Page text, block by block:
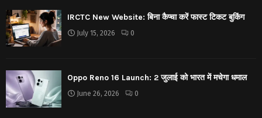
IRCTC New Website: बिना कैप्चा करें फास्ट टिकट बुकिंग
July 15, 2026 0
Oppo Reno 16 Launch: 2 जुलाई को भारत में मचेगा धमाल
June 26, 2026 0